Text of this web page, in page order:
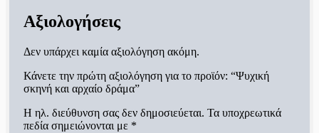
Αξιολογήσεις
Δεν υπάρχει καμία αξιολόγηση ακόμη.
Κάνετε την πρώτη αξιολόγηση για το προϊόν: “Ψυχική
σκηνή και αρχαίο δράμα”
Η ηλ. διεύθυνση σας δεν δημοσιεύεται. Τα υποχρεωτικά
πεδία σημειώνονται με *